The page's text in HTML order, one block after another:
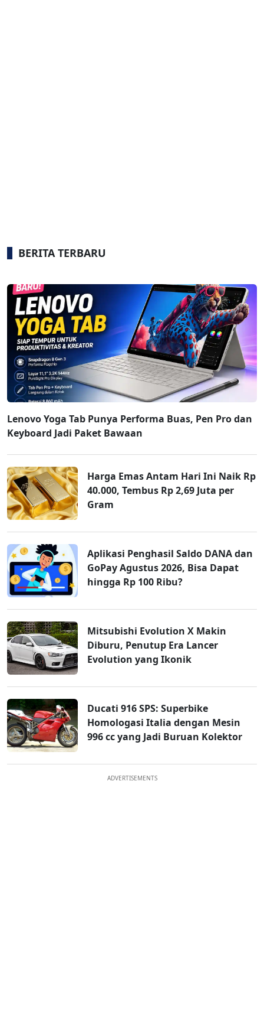
BERITA TERBARU
Lenovo Yoga Tab Punya Performa Buas, Pen Pro dan
Keyboard Jadi Paket Bawaan
Harga Emas Antam Hari Ini Naik Rp
40.000, Tembus Rp 2,69 Juta per
Gram
Aplikasi Penghasil Saldo DANA dan
GoPay Agustus 2026, Bisa Dapat
hingga Rp 100 Ribu?
Mitsubishi Evolution X Makin
Diburu, Penutup Era Lancer
Evolution yang Ikonik
Ducati 916 SPS: Superbike
Homologasi Italia dengan Mesin
996 cc yang Jadi Buruan Kolektor
ADVERTISEMENTS